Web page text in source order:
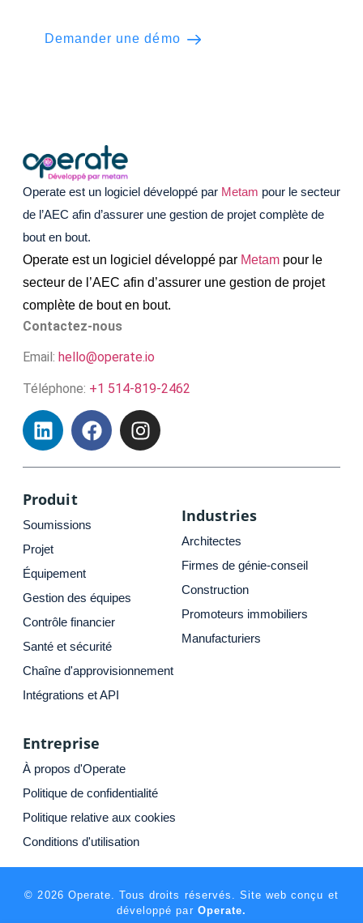
Demander une démo
Operate est un logiciel développé par Metam pour le secteur
de l’AEC afin d’assurer une gestion de projet complète de
bout en bout.
Operate est un logiciel développé par Metam pour le
secteur de l’AEC afin d’assurer une gestion de projet
complète de bout en bout.
Contactez-nous
Email: hello@operate.io
Téléphone: +1 514-819-2462
Produit
Soumissions
Projet
Équipement
Gestion des équipes
Contrôle financier
Santé et sécurité
Chaîne d'approvisionnement
Intégrations et API
Industries
Architectes
Firmes de génie-conseil
Construction
Promoteurs immobiliers
Manufacturiers
Entreprise
À propos d'Operate
Politique de confidentialité
Politique relative aux cookies
Conditions d'utilisation
© 2026 Operate. Tous droits réservés. Site web conçu et
développé par Operate.